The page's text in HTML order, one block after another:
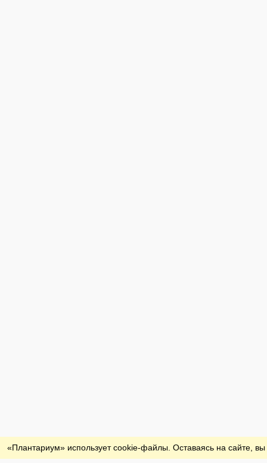
Обратная связь
«Плантариум» использует cookie-файлы. Оставаясь на сайте,